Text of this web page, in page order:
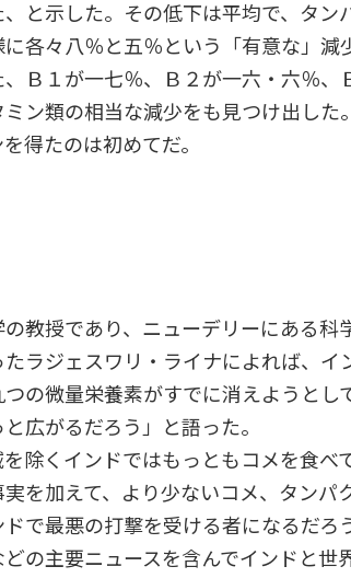
と示した。その低下は平均で、タン
各々八％と五％という「有意な」減
Ｂ１が一七％、Ｂ２が一六・六％、
ン類の相当な減少をも見つけ出した
得たのは初めてだ。
教授であり、ニューデリーにある
ラジェスワリ・ライナによれば、イ
つの微量栄養素がすでに消えようと
広がるだろう」と語った。
除くインドではもっともコメを食べ
を加えて、より少ないコメ、タンパ
で最悪の打撃を受ける者になるだろ
の主要ニュースを含んでインドと世